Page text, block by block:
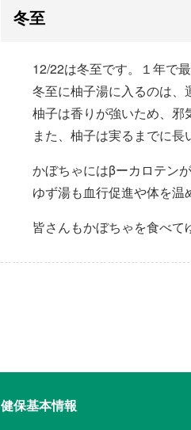
冬至
12/22は冬至です。１年で
冬至に柚子湯に入るのは、
柚子は香りが強いため、邪
また、柚子は実るまでに
かぼちゃにはβーカロテン
ゆず湯も血行促進や体を温
皆さんもかぼちゃを食べて
健保基本情報